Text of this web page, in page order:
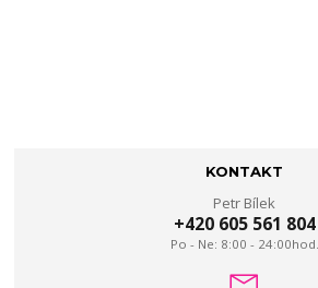
KONTAKT
Petr Bílek
+420 605 561 804
Po - Ne: 8:00 - 24:00hod.